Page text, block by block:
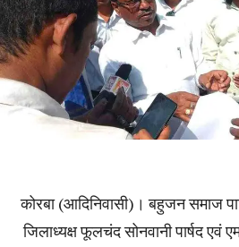
कोरबा (आदिनिवासी)। बहुजन समाज
जिलाध्यक्ष फूलचंद सोनवानी पार्षद